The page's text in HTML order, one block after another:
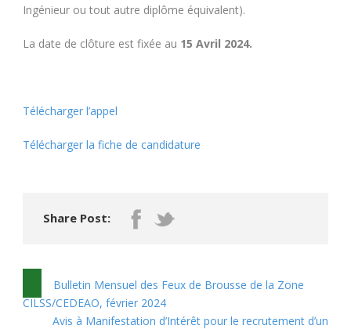
Ingénieur ou tout autre diplôme équivalent).
La date de clôture est fixée au 15 Avril 2024.
Télécharger l’appel
Télécharger la fiche de candidature
Share Post:
Bulletin Mensuel des Feux de Brousse de la Zone
CILSS/CEDEAO, février 2024
Avis à Manifestation d’Intérêt pour le recrutement d’un